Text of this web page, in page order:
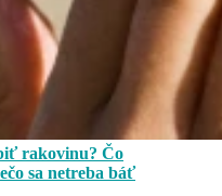
rakovinu? Čo
sa netreba báť